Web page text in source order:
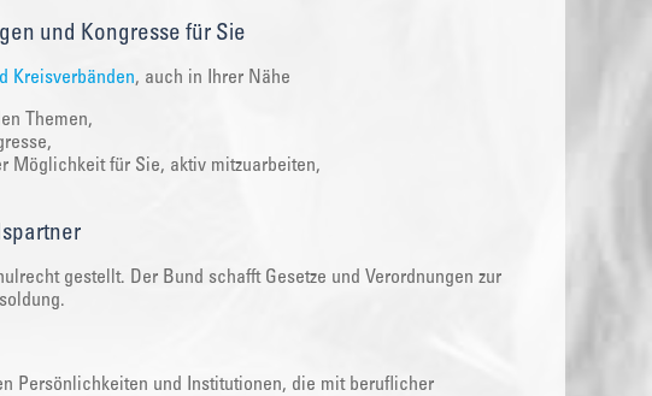
und Kongresse für Sie
Kreisverbänden, auch in Ihrer Nähe
Themen,
Möglichkeit für Sie, aktiv mitzuarbeiten,
gestellt. Der Bund schafft Gesetze und Verordnungen zur
Persönlichkeiten und Institutionen, die mit beruflicher